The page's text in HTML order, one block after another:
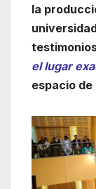
la
el lugar
espacio